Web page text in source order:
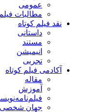
عمومی
مطالبات
نقد فیلم کوتاه
داستانی
مستند
انیمیشن
تجربی
آکادمی فیلم کوتاه
مقاله
آموزش
جهان شخصی